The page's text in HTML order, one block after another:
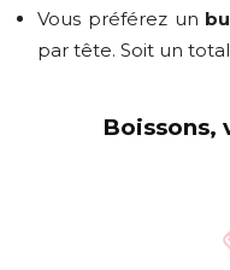
Vous préférez un
par tête. Soit un
Boissons,